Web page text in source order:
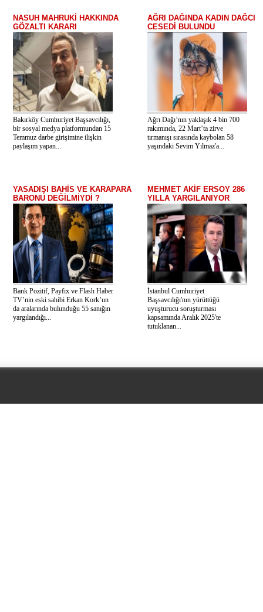
NASUH MAHRUKİ HAKKINDA
GÖZALTI KARARI
Bakırköy Cumhuriyet Başsavcılığı,
bir sosyal medya platformundan 15
Temmuz darbe girişimine ilişkin
paylaşım yapan...
AĞRI DAĞINDA KADIN DAĞCI
CESEDİ BULUNDU
Ağrı Dağı’nın yaklaşık 4 bin 700
rakımında, 22 Mart’ta zirve
tırmanışı sırasında kaybolan 58
yaşındaki Sevim Yılmaz'a...
YASADIŞI BAHİS VE KARAPARA
BARONU DEĞİLMİYDİ ?
Bank Pozitif, Payfix ve Flash Haber
TV’nin eski sahibi Erkan Kork’un
da aralarında bulunduğu 55 sanığın
yargılandığı...
MEHMET AKİF ERSOY 286
YILLA YARGILANIYOR
İstanbul Cumhuriyet
Başsavcılığı'nın yürüttüğü
uyuşturucu soruşturması
kapsamında Aralık 2025'te
tutuklanan...